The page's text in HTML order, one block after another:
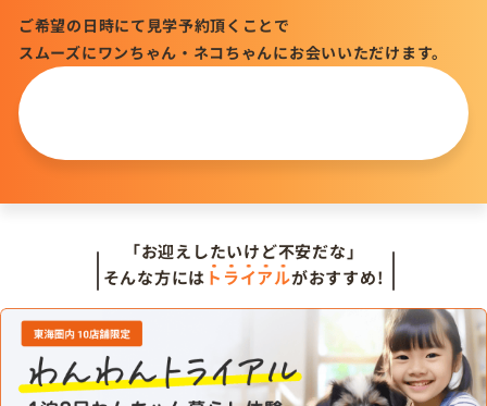
ご希望の日時にて見学予約頂くことで
スムーズにワンちゃん・ネコちゃんにお会いいただけます。
「お迎えしたいけど不安だな」
そんな方には トライアルがおすすめ!